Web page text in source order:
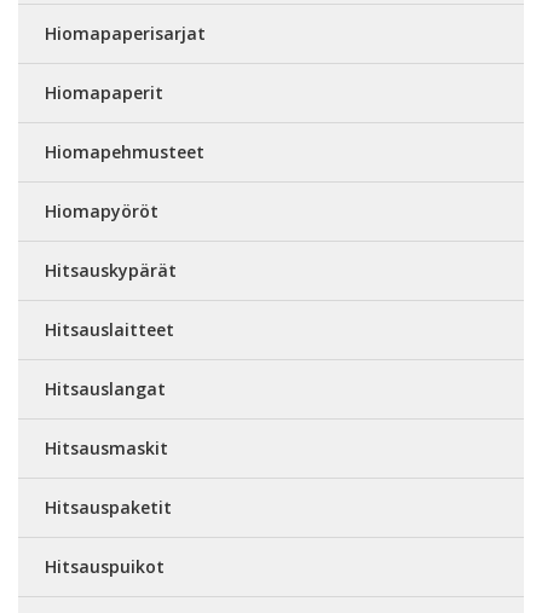
Hiomapaperisarjat
Hiomapaperit
Hiomapehmusteet
Hiomapyöröt
Hitsauskypärät
Hitsauslaitteet
Hitsauslangat
Hitsausmaskit
Hitsauspaketit
Hitsauspuikot